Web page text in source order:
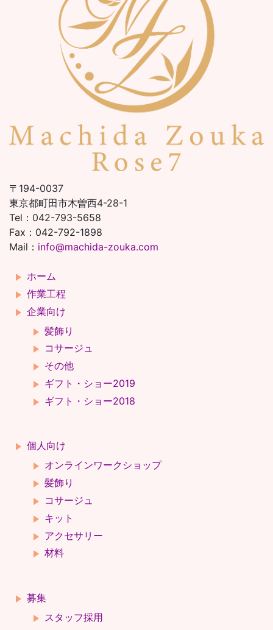
〒194-0037
東京都町田市木曽西4-28-1
Tel：042-793-5658
Fax：042-792-1898
Mail： info@machida-zouka.com
ホーム
作業工程
企業向け
髪飾り
コサージュ
その他
ギフト・ショー2019
ギフト・ショー2018
個人向け
オンラインワークショップ
髪飾り
コサージュ
キット
アクセサリー
材料
募集
スタッフ採用